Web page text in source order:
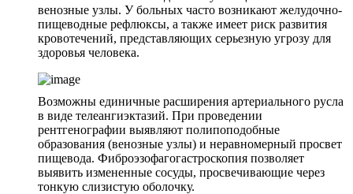
венозные узлы. У больных часто возникают желудочно-
пищеводные рефлюксы, а также имеет риск развития
кровотечений, представляющих серьезную угрозу для
здоровья человека.
Возможны единичные расширения артериального русла
в виде телеангиэктазий. При проведении
рентгенографии выявляют полипоподобные
образования (венозные узлы) и неравномерный просвет
пищевода. Фиброэзофагогастроскопия позволяет
выявить измененные сосуды, просвечивающие через
тонкую слизистую оболочку.